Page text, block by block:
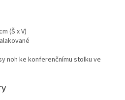
(Š x V)
noh ke konferenčnímu stolku ve